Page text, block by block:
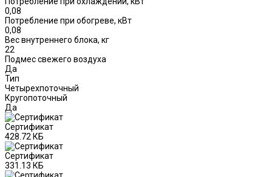
0,08
Потребление при обогреве, кВт
0,08
Вес внутреннего блока, кг
22
Подмес свежего воздуха
Да
Тип
Четырехпоточный
Кругопоточный
Да
Сертификат
428.72 КБ
Сертификат
331.13 КБ